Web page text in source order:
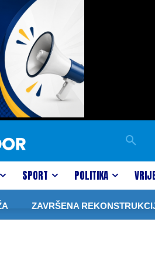
SPORT POLITIKA
ZAVRŠENA